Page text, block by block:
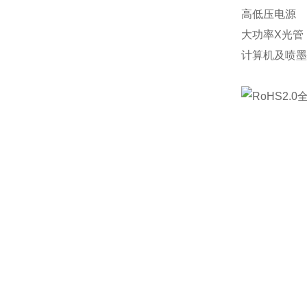
高低压电源
大功率X光管
计算机及喷